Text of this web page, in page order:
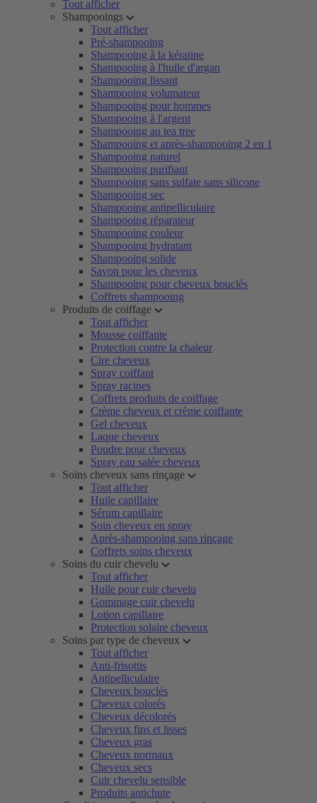
Tout afficher
Shampooings
Tout afficher
Pré-shampooing
Shampooing à la kératine
Shampooing à l'huile d'argan
Shampooing lissant
Shampooing volumateur
Shampooing pour hommes
Shampooing à l'argent
Shampooing au tea tree
Shampooing et après-shampooing 2 en 1
Shampooing naturel
Shampooing purifiant
Shampooing sans sulfate sans silicone
Shampooing sec
Shampooing antipelliculaire
Shampooing réparateur
Shampooing couleur
Shampooing hydratant
Shampooing solide
Savon pour les cheveux
Shampooing pour cheveux bouclés
Coffrets shampooing
Produits de coiffage
Tout afficher
Mousse coiffante
Protection contre la chaleur
Cire cheveux
Spray coiffant
Spray racines
Coffrets produits de coiffage
Crème cheveux et crème coiffante
Gel cheveux
Laque cheveux
Poudre pour cheveux
Spray eau salée cheveux
Soins cheveux sans rinçage
Tout afficher
Huile capillaire
Sérum capillaire
Soin cheveux en spray
Après-shampooing sans rinçage
Coffrets soins cheveux
Soins du cuir chevelu
Tout afficher
Huile pour cuir chevelu
Gommage cuir chevelu
Lotion capillaire
Protection solaire cheveux
Soins par type de cheveux
Tout afficher
Anti-frisottis
Antipelliculaire
Cheveux bouclés
Cheveux colorés
Cheveux décolorés
Cheveux fins et lisses
Cheveux gras
Cheveux normaux
Cheveux secs
Cuir chevelu sensible
Produits antichute